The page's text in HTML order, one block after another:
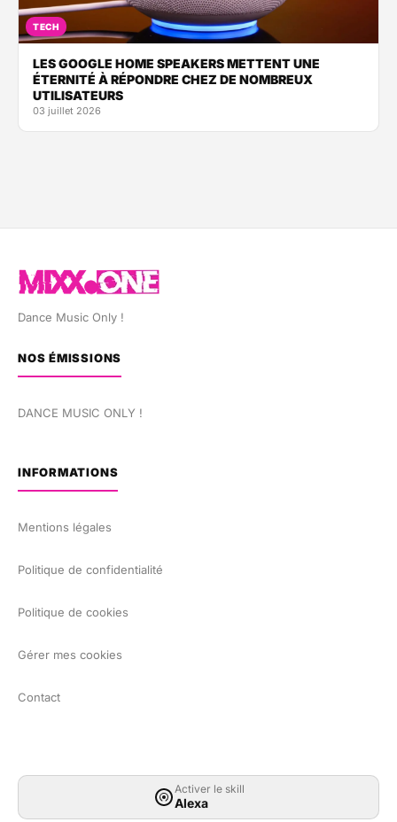
TECH
LES GOOGLE HOME SPEAKERS METTENT UNE
ÉTERNITÉ À RÉPONDRE CHEZ DE NOMBREUX
UTILISATEURS
03 juillet 2026
Dance Music Only !
NOS ÉMISSIONS
DANCE MUSIC ONLY !
INFORMATIONS
Mentions légales
Politique de confidentialité
Politique de cookies
Gérer mes cookies
Contact
Activer le skill
Alexa